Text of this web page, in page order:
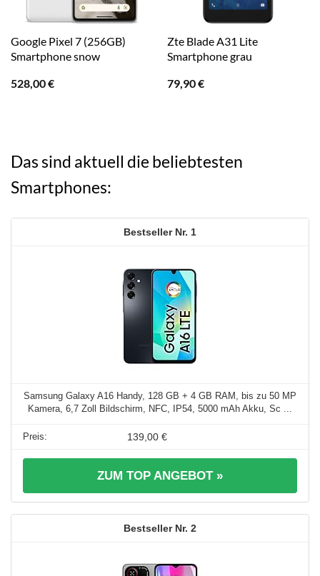
Google Pixel 7 (256GB)
Smartphone snow
528,00€
Zte Blade A31 Lite
Smartphone grau
79,90€
Das sind aktuell die beliebtesten
Smartphones:
1
Samsung Galaxy A16 Handy, 128 GB + 4 GB RAM, bis zu 50 MP
Kamera, 6,7 Zoll Bildschirm, NFC, IP54, 5000 mAh Akku, Sc ...
139,00 €
ZUM TOP ANGEBOT »
2